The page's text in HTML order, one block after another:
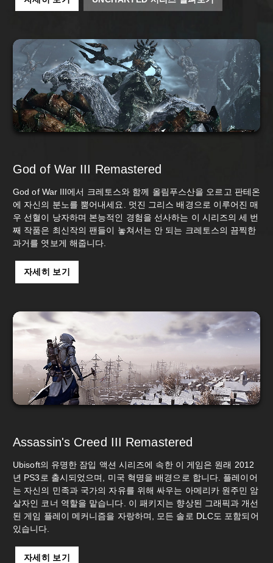
God of War III Remastered
God of War III에서 크레토스와 함께 올림푸스산을 오르고 판테온
에 자신의 분노를 뿜어내세요. 멋진 그리스 배경으로 이루어진 매
우 선혈이 낭자하며 본능적인 경험을 선사하는 이 시리즈의 세 번
째 작품은 최신작의 팬들이 놓쳐서는 안 되는 크레토스의 끔찍한
과거를 엿보게 해줍니다.
자세히 보기
Assassin's Creed III Remastered
Ubisoft의 유명한 잠입 액션 시리즈에 속한 이 게임은 원래 2012
년 PS3로 출시되었으며, 미국 혁명을 배경으로 합니다. 플레이어
는 자신의 민족과 국가의 자유를 위해 싸우는 아메리카 원주민 암
살자인 코너 역할을 맡습니다. 이 패키지는 향상된 그래픽과 개선
된 게임 플레이 메커니즘을 자랑하며, 모든 솔로 DLC도 포함되어
있습니다.
자세히 보기